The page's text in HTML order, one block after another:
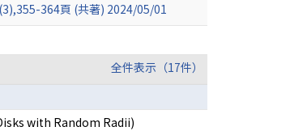
364頁 (共著) 2024/05/01
全件表示（17件）
with Random Radii)